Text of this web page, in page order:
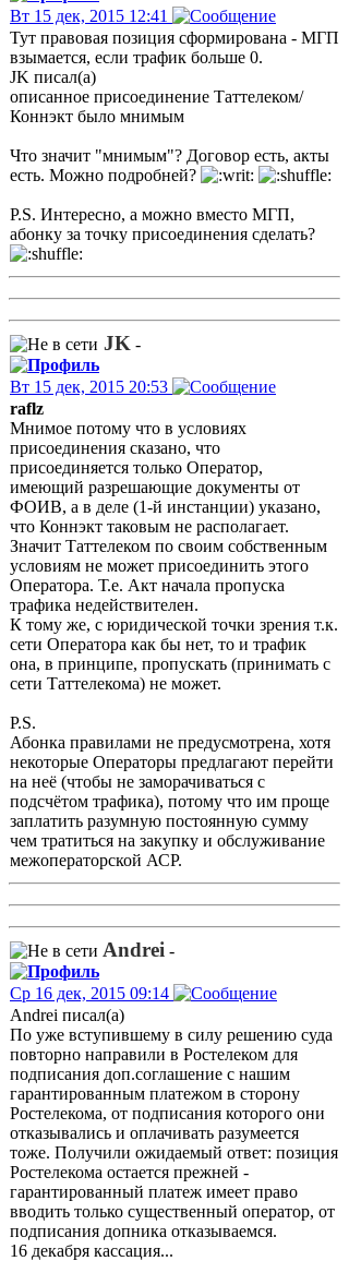
Вт 15 дек, 2015 12:41
Тут правовая позиция сформирована - МГП
взымается, если трафик больше 0.
JK писал(а)
описанное присоединение Таттелеком/
Коннэкт было мнимым
Что значит "мнимым"? Договор есть, акты
есть. Можно подробней?
P.S. Интересно, а можно вместо МГП,
абонку за точку присоединения сделать?
JK -
Вт 15 дек, 2015 20:53
raflz
Мнимое потому что в условиях
присоединения сказано, что
присоединяется только Оператор,
имеющий разрешающие документы от
ФОИВ, а в деле (1-й инстанции) указано,
что Коннэкт таковым не располагает.
Значит Таттелеком по своим собственным
условиям не может присоединить этого
Оператора. Т.е. Акт начала пропуска
трафика недействителен.
К тому же, с юридической точки зрения т.к.
сети Оператора как бы нет, то и трафик
она, в принципе, пропускать (принимать с
сети Таттелекома) не может.
P.S.
Абонка правилами не предусмотрена, хотя
некоторые Операторы предлагают перейти
на неё (чтобы не заморачиваться с
подсчётом трафика), потому что им проще
заплатить разумную постоянную сумму
чем тратиться на закупку и обслуживание
межоператорской АСР.
Andrei -
Ср 16 дек, 2015 09:14
Andrei писал(а)
По уже вступившему в силу решению суда
повторно направили в Ростелеком для
подписания доп.соглашение с нашим
гарантированным платежом в сторону
Ростелекома, от подписания которого они
отказывались и оплачивать разумеется
тоже. Получили ожидаемый ответ: позиция
Ростелекома остается прежней -
гарантированный платеж имеет право
вводить только существенный оператор, от
подписания допника отказываемся.
16 декабря кассация...